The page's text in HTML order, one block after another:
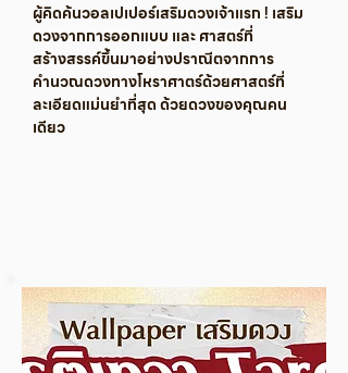
ผู้คิดค้นวอลเปเปอร์เสริมดวงเจ้าแรก ! เสริม
ดวงจากการออกแบบ และ ศาสตร์ที่
สร้างสรรค์ขึ้นมาอย่างปราณีตจากการ
คำนวณดวงทางโหราศาตร์ด้วยศาสตร์ที่
ละเอียดแม่นยำที่สุด ด้วยดวงของคุณคน
เดียว